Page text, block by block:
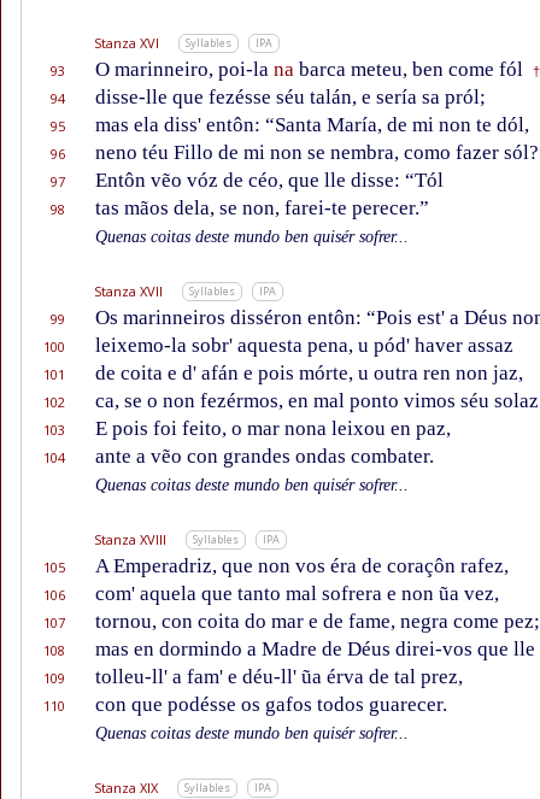
Stanza XVI Syllables IPA
93 O marinneiro, poi-la na barca meteu, ben come fól †
94 disse-lle que fezésse séu talán, e sería sa pról;
95 mas ela diss' entôn: “Santa María, de mi non te dól,
96 neno téu Fillo de mi non se nembra, como fazer
97 Entôn vẽo vóz de céo, que lle disse: “Tól
98 tas mãos dela, se non, farei-te perecer.”
Quenas coitas deste mundo ben quisér sofrer...
Stanza XVII Syllables IPA
99 Os marinneiros disséron entôn: “Pois est' a Déus
100 leixemo-la sobr' aquesta pena, u pód' haver assaz
101 de coita e d' afán e pois mórte, u outra ren non jaz,
102 ca, se o non fezérmos, en mal ponto vimos séu
103 E pois foi feito, o mar nona leixou en paz,
104 ante a vẽo con grandes ondas combater.
Quenas coitas deste mundo ben quisér sofrer...
Stanza XVIII Syllables IPA
105 A Emperadriz, que non vos éra de coraçôn rafez,
106 com' aquela que tanto mal sofrera e non ũa vez,
107 tornou, con coita do mar e de fame, negra come pez;
108 mas en dormindo a Madre de Déus direi-vos que
109 tolleu-ll' a fam' e déu-ll' ũa érva de tal prez,
110 con que podésse os gafos todos guarecer.
Quenas coitas deste mundo ben quisér sofrer...
Stanza XIX Syllables IPA